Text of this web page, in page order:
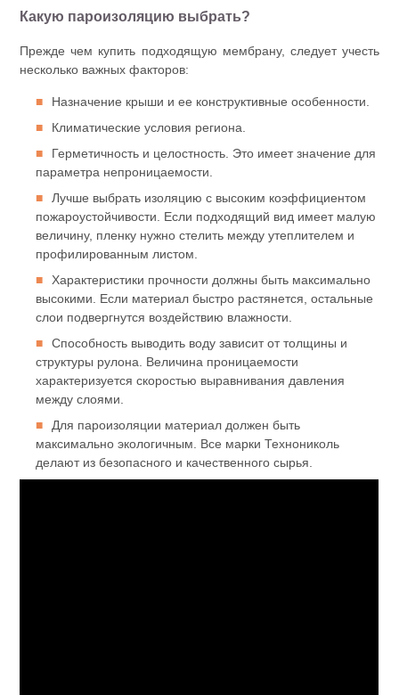
Какую пароизоляцию выбрать?
Прежде чем купить подходящую мембрану, следует учесть
несколько важных факторов:
Назначение крыши и ее конструктивные особенности.
Климатические условия региона.
Герметичность и целостность. Это имеет значение для
параметра непроницаемости.
Лучше выбрать изоляцию с высоким коэффициентом
пожароустойчивости. Если подходящий вид имеет малую
величину, пленку нужно стелить между утеплителем и
профилированным листом.
Характеристики прочности должны быть максимально
высокими. Если материал быстро растянется, остальные
слои подвергнутся воздействию влажности.
Способность выводить воду зависит от толщины и
структуры рулона. Величина проницаемости
характеризуется скоростью выравнивания давления
между слоями.
Для пароизоляции материал должен быть
максимально экологичным. Все марки Технониколь
делают из безопасного и качественного сырья.